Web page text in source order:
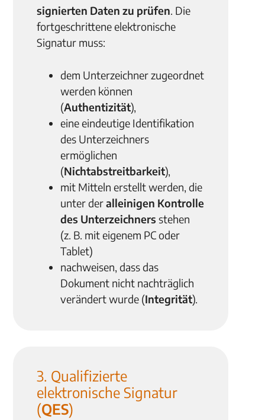
signierten Daten zu prüfen. Die
fortgeschrittene elektronische
Signatur muss:
dem Unterzeichner zugeordnet
werden können
(Authentizität),
eine eindeutige Identifikation
des Unterzeichners
ermöglichen
(Nichtabstreitbarkeit),
mit Mitteln erstellt werden, die
unter deralleinigen Kontrolle
des Unterzeichners stehen
(z. B. mit eigenem PC oder
Tablet)
nachweisen, dass das
Dokument nicht nachträglich
verändert wurde (Integrität).
3. Qualifizierte
elektronische Signatur
(QES)